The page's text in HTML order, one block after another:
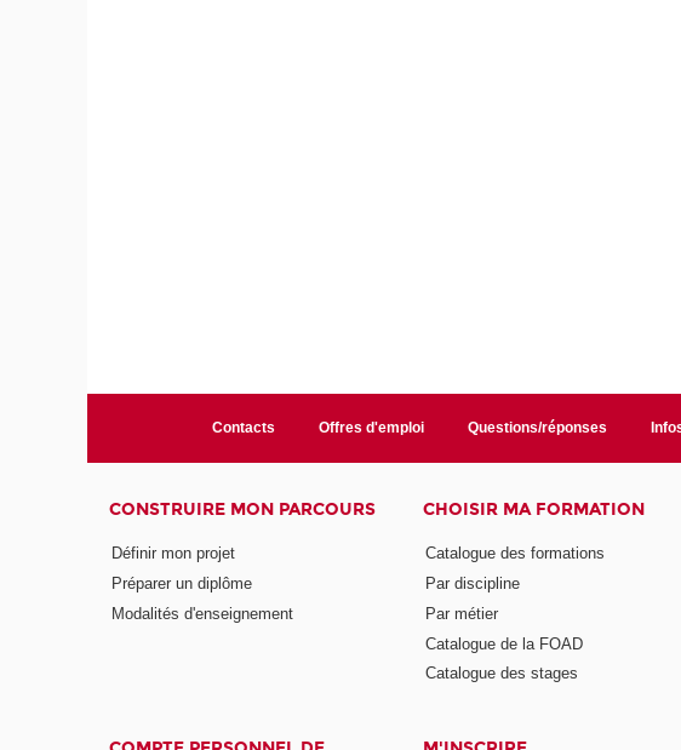
Contacts Offres d'emploi Questions/réponses
CONSTRUIRE MON PARCOURS
Définir mon projet
Préparer un diplôme
Modalités d'enseignement
CHOISIR MA FORMATION
Catalogue des formations
Par discipline
Par métier
Catalogue de la FOAD
Catalogue des stages